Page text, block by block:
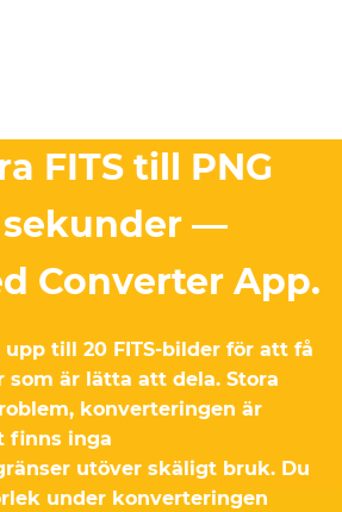
FITS till PNG
sekunder —
Converter App.
upp till 20 FITS-bilder för att få
som är lätta att dela. Stora
konverteringen är
finns inga
utöver skäligt bruk. Du
under konverteringen